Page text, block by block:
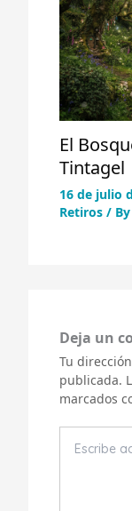
El
Tintagel
16 de julio
Retiros / By
Deja un
Tu
publicada.
marcados
aquí...